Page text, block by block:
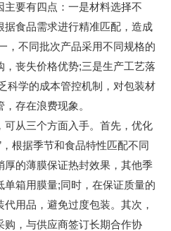
要有四点：一是材料选择不
据食品需求进行精准匹配，造成
，不同批次产品采用不同规格的
丧失价格优势;三是生产工艺落
科学的成本管控机制，对包装材
存在浪费现象。
从三个方面入手。首先，优化
根据季节和食品特性匹配不同
的薄膜保证热封效果，其他季
箱用膜量;同时，在保证质量的
用品，避免过度包装。其次，
，与供应商签订长期合作协